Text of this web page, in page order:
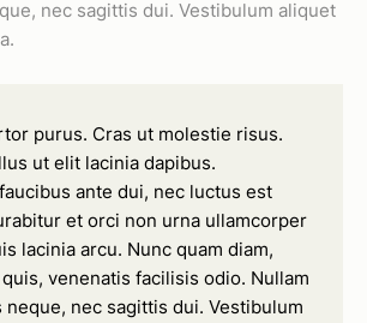
nec sagittis dui. Vestibulum aliquet
purus. Cras ut molestie risus.
ut elit lacinia dapibus.
ante dui, nec luctus est
et orci non urna ullamcorper
lacinia arcu. Nunc quam diam,
venenatis facilisis odio. Nullam
neque, nec sagittis dui. Vestibulum